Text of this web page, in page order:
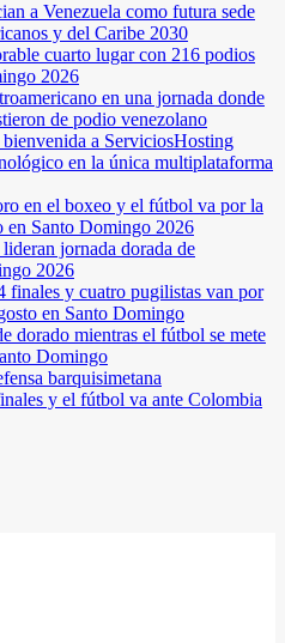
a Venezuela como futura sede
y del Caribe 2030
cuarto lugar con 216 podios
2026
en una jornada donde
de podio venezolano
a ServiciosHosting
en la única multiplataforma
en el boxeo y el fútbol va por la
en Santo Domingo 2026
jornada dorada de
2026
finales y cuatro pugilistas van por
en Santo Domingo
dorado mientras el fútbol se mete
Domingo
barquisimetana
y el fútbol va ante Colombia